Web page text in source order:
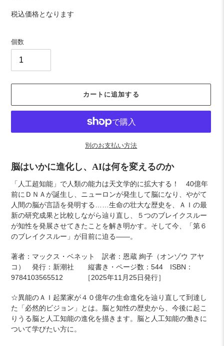
価
税込価格となります
個数
カートに追加する
別のお支払い方法
カ
ト
に
商
品
を
追
す
る
脳はいかに進化し、AIは何を変えるのか
「人工超知能」で人類の能力は天文学的に拡大する！ 40億年
前にＤＮＡが誕生し、ニューロンが発生して脳になり、やがて
人間の脳が言語を発明する……生命の壮大な歴史を、ＡＩの最
新の研究成果と比較しながら辿り直し、５つのブレイクスルー
が知性を発展させてきたことを解き明かす。そして今、「第６
のブレイクスルー」が目前に迫る――。
著者：マックス・ベネット 訳者： 恩蔵 絢子（オンゾウ アヤ
コ） 発行：新潮社 縦書き・ページ数：544 ISBN：
9784103565512 ［2025年11月25日発行］
☆異能のＡＩ起業家が４０億年の生命進化を辿り直して到達し
た「必然的ビジョン」とは。脳と知性の歴史から、今後に起こ
りうる脳と人工知能の進化を描きます。脳と人工知能の働きに
ついて学びたい方に。